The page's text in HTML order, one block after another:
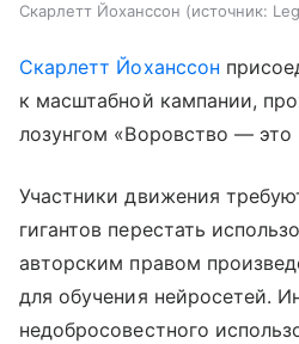
Скарлетт Йоханссон источник:
Скарлетт Йоханссон
к масштабной кампании,
лозунгом «Воровство — это
Участники движения
гигантов перестать
авторским правом
для обучения нейросетей.
недобросовестного